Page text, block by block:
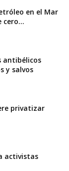
en el Mar
cero...
antibélicos
y salvos
privatizar
activistas